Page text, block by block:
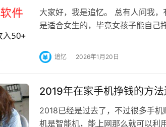
大家好，我是追忆。 总有人问我
是适合女生的，毕竟女孩子能自己
追忆 2026年1月20日
2019年在家手机挣钱的方
2018已经是过去了，不过很多手
机是智能机，能上网那么就可以利